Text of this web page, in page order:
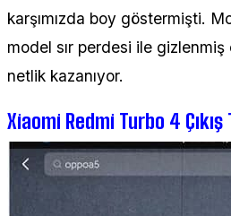
karşımızda boy göstermişti.
model sır perdesi ile gizlenmiş
netlik kazanıyor.
Xiaomi Redmi Turbo 4